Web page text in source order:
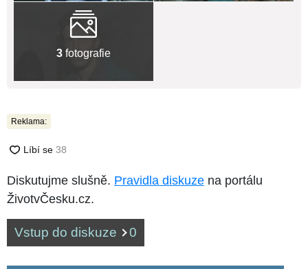
3 fotografie
Reklama:
Diskutujme slušně. Pravidla diskuze na portálu
ŽivotvČesku.cz.
Vstup do diskuze 0